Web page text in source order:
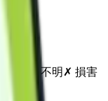
: 不明 ✗ 損害